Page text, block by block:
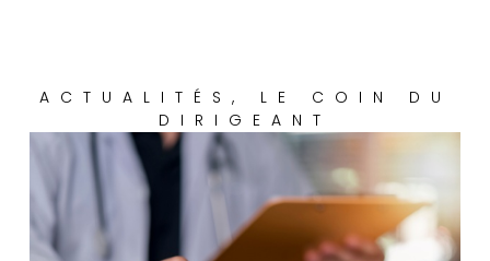
ACTUALITÉS , LE COIN DU
DIRIGEANT